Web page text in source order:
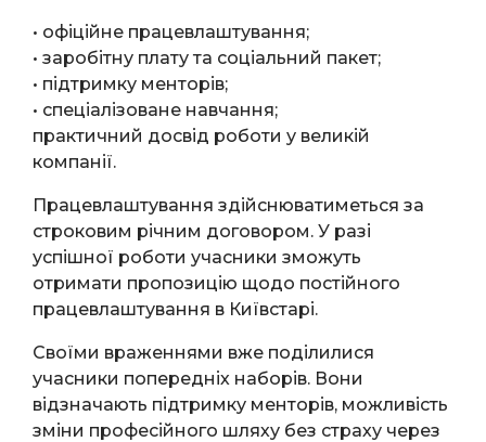
• офіційне працевлаштування;
• заробітну плату та соціальний пакет;
• підтримку менторів;
• спеціалізоване навчання;
практичний досвід роботи у великій
компанії.
Працевлаштування здійснюватиметься за
строковим річним договором. У разі
успішної роботи учасники зможуть
отримати пропозицію щодо постійного
працевлаштування в Київстарі.
Своїми враженнями вже поділилися
учасники попередніх наборів. Вони
відзначають підтримку менторів, можливість
зміни професійного шляху без страху через